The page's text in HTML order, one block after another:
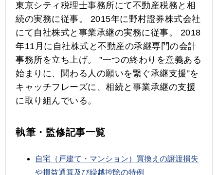
東京シティ税理士事務所にて不動産税務と相
続の実務に従事。 2015年に野村證券株式会社
にて自社株式と事業承継の実務に従事。 2018
年11月に自社株式と不動産の承継専門の会計
事務所を立ち上げ。 ”一つの終わりを意義ある
始まりに、関わる人の願いを繋ぐ承継支援”を
キャッチフレーズに、相続と事業承継の支援
に取り組んでいる。
執筆・監修記事一覧
自宅（戸建て・マンション）買換えの譲渡損失
や損益通算及び繰越控除の特例